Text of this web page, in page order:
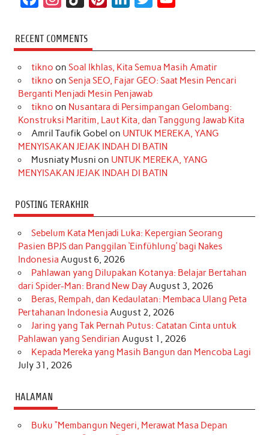
c
e
b
o
k
s
t
a
r
a
m
k
T
o
k
t
e
r
e
s
t
k
e
d
I
n
t
t
r
T
u
e
RECENT COMMENTS
tikno on Soal Ikhlas, Kita Semua Masih Amatir
tikno on Senja SEO, Fajar GEO: Saat Mesin Pencari
Berganti Menjadi Mesin Penjawab
tikno on Nusantara di Persimpangan Gelombang:
Konstruksi Maritim, Laut Kita, dan Tanggung Jawab Kita
Amril Taufik Gobel on UNTUK MEREKA, YANG
MENYISAKAN JEJAK INDAH DI BATIN
Musniaty Musni on UNTUK MEREKA, YANG
MENYISAKAN JEJAK INDAH DI BATIN
POSTING TERAKHIR
Sebelum Kata Menjadi Luka: Kepergian Seorang
Pasien BPJS dan Panggilan ‘Einfühlung’ bagi Nakes
Indonesia August 6, 2026
Pahlawan yang Dilupakan Kotanya: Belajar Bertahan
dari Spider-Man: Brand New DayAugust 3, 2026
Beras, Rempah, dan Kedaulatan: Membaca Ulang Peta
Pertahanan Indonesia August 2, 2026
Jaring yang Tak Pernah Putus: Catatan Cinta untuk
Pahlawan yang Sendirian August 1, 2026
Kepada Mereka yang Masih Bangun dan Mencoba Lagi
July 31, 2026
HALAMAN
Buku “Membangun Negeri, Merawat Masa Depan